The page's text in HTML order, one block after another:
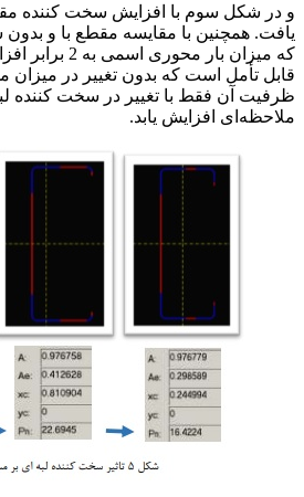
و در شکل سوم با افزایش سخت کننده
یافت. همچنین با مقایسه مقطع با و
که میزان بار
قابل تأمل است که بدون تغییر در
ظرفیت آن فقط با تغییر در سخت کننده
ملاحظه‌ای افزایش یابد.